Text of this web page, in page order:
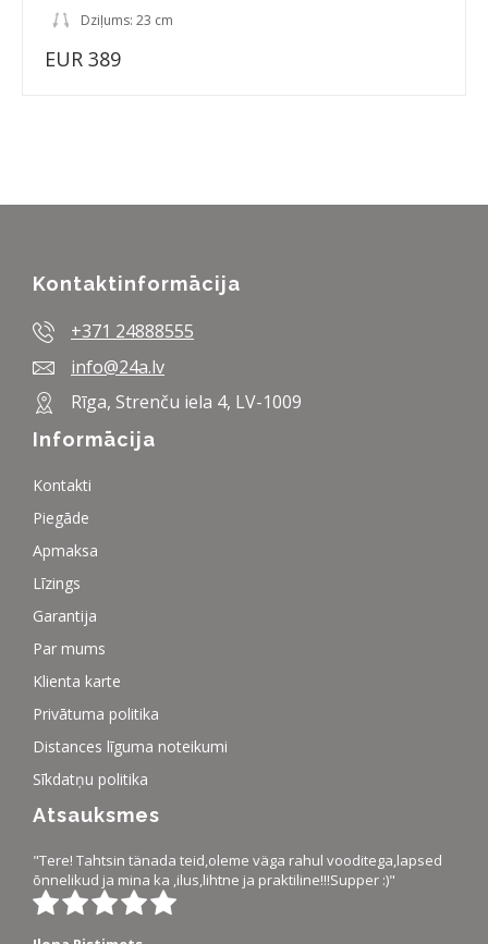
Dziļums: 23 cm
EUR 389
Kontaktinformācija
+371 24888555
info@24a.lv
Rīga, Strenču iela 4, LV-1009
Informācija
Kontakti
Piegāde
Apmaksa
Līzings
Garantija
Par mums
Klienta karte
Privātuma politika
Distances līguma noteikumi
Sīkdatņu politika
Atsauksmes
"Tere! Tahtsin tänada teid,oleme väga rahul vooditega,lapsed
õnnelikud ja mina ka ,ilus,lihtne ja praktiline!!!Supper :)"